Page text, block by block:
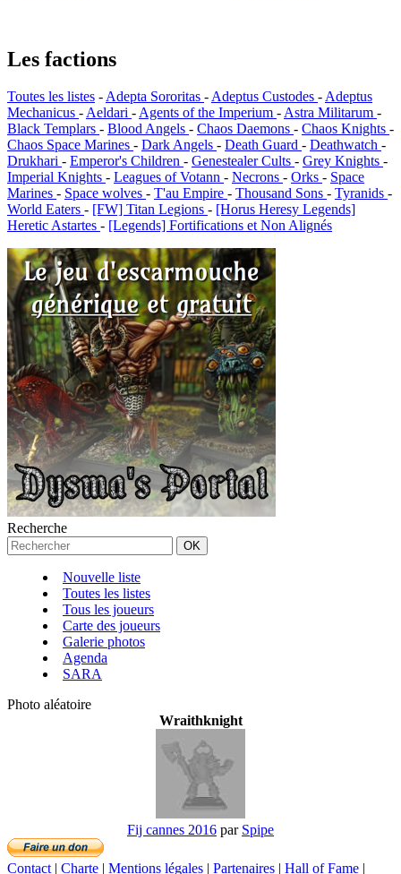
Les factions
Toutes les listes -Adepta Sororitas -Adeptus Custodes -Adeptus
Mechanicus -Aeldari -Agents of the Imperium -Astra Militarum -
Black Templars - Blood Angels - Chaos Daemons - Chaos Knights -
Chaos Space Marines - Dark Angels - Death Guard - Deathwatch -
Drukhari - Emperor's Children - Genestealer Cults - Grey Knights -
Imperial Knights - Leagues of Votann - Necrons - Orks - Space
Marines - Space wolves - T'au Empire - Thousand Sons - Tyranids -
World Eaters - [FW] Titan Legions - [Horus Heresy Legends]
Heretic Astartes - [Legends] Fortifications et Non Alignés
Recherche
Nouvelle liste
Toutes les listes
Tous les joueurs
Carte des joueurs
Galerie photos
Agenda
SARA
Photo aléatoire
Wraithknight
Fij cannes 2016 par Spipe
Contact| Charte | Mentions légales | Partenaires | Hall of Fame |